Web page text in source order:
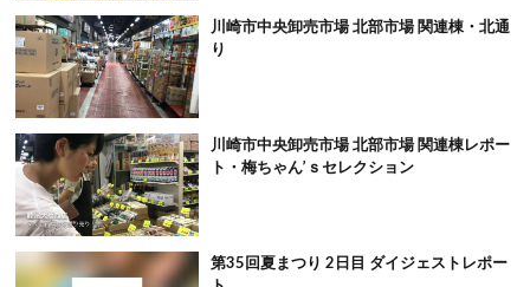
川崎市中央卸売市場 北部市場 関連棟・北通
り
川崎市中央卸売市場 北部市場 関連棟レポー
ト・梅ちゃん’ｓセレクション
第35回夏まつり 2日目 ダイジェストレポー